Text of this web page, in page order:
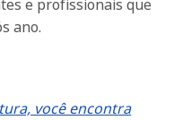
e profissionais que
ano.
você encontra